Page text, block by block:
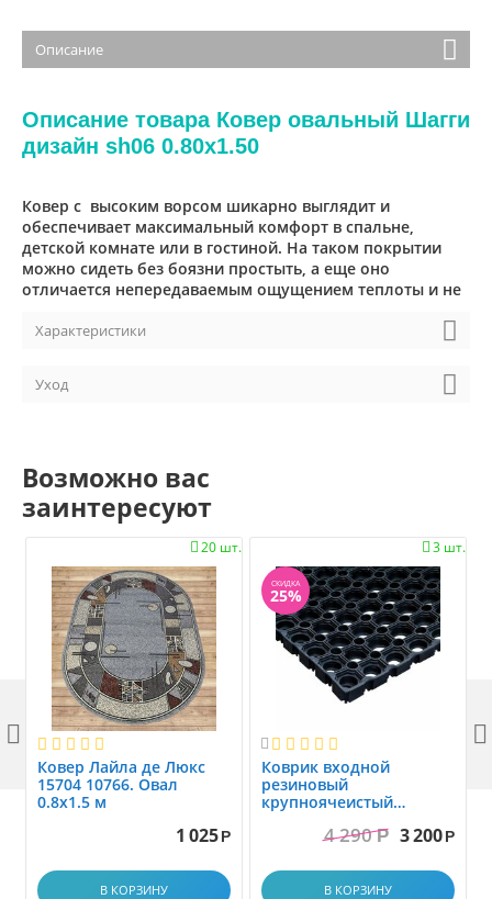
Описание
Описание товара Ковер овальный Шагги
дизайн sh06 0.80x1.50
Ковер с высоким ворсом шикарно выглядит и
обеспечивает максимальный комфорт в спальне,
детской комнате или в гостиной. На таком покрытии
можно сидеть без боязни простыть, а еще оно
отличается непередаваемым ощущением теплоты и не
Характеристики
Уход
Возможно вас
заинтересуют
20 шт.

Ковер Лайла де Люкс
15704 10766. Овал
0.8x1.5 м
1 025 Р
В КОРЗИНУ
3 шт.

СКИДКА
25%

Коврик вxодной
резиновый
крупноячеистый
1.0x1.5 м4 290 Р 3 200 Р
В КОРЗИНУ
 